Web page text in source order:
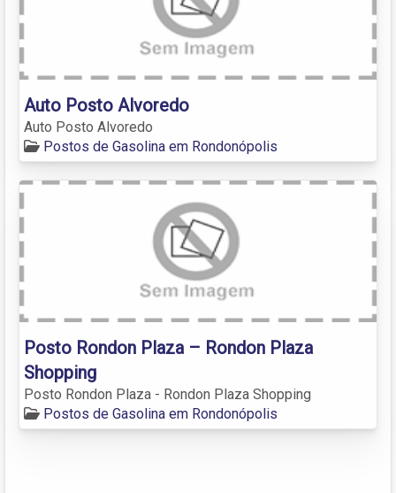
Auto Posto Alvoredo
Auto Posto Alvoredo
Postos de Gasolina em Rondonópolis
Posto Rondon Plaza – Rondon Plaza
Shopping
Posto Rondon Plaza - Rondon Plaza Shopping
Postos de Gasolina em Rondonópolis